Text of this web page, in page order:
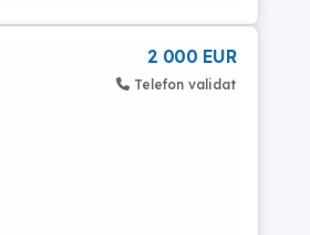
2 000 EUR
Telefon validat